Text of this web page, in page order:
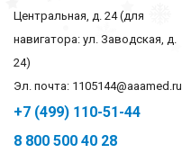
Центральная, д. 24 (для
навигатора: ул. Заводская, д.
24)
Эл. почта: 1105144@aaamed.ru
+7 (499) 110-51-44
8 800 500 40 28